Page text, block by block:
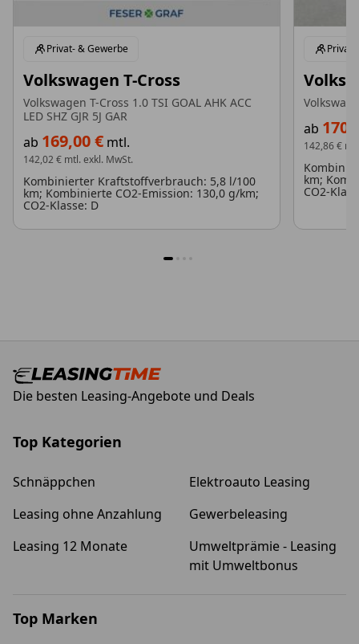
Privat- & Gewerbe
Volkswagen T-Cross
Volkswagen T-Cross 1.0 TSI GOAL AHK ACC
LED SHZ GJR 5J GAR
ab 169,00 € mtl.
142,02 € mtl. exkl. MwSt.
Kombinierter Kraftstoffverbrauch: 5,8 l/100
km; Kombinierte CO2-Emission: 130,0 g/km;
CO2-Klasse: D
ab
142,86 €
km;
CO2-
1
Die besten Leasing-Angebote und Deals
Top Kategorien
Schnäppchen
Elektroauto Leasing
Leasing ohne Anzahlung
Gewerbeleasing
Leasing 12 Monate
Umweltprämie - Leasing
mit Umweltbonus
Top Marken